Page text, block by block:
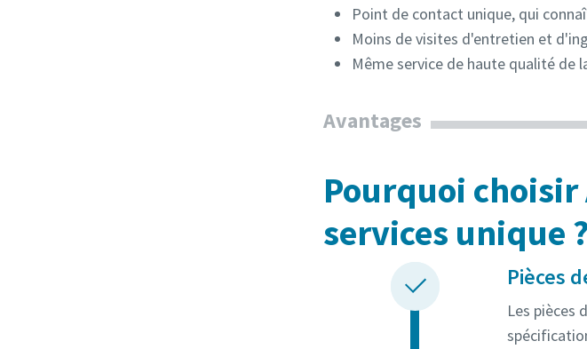
Point de contact unique, qui
Moins de visites d'entretien et
Même service de haute qualité de
Avantages
Pourquoi choisir
services unique ?
Pièces
Les pièces